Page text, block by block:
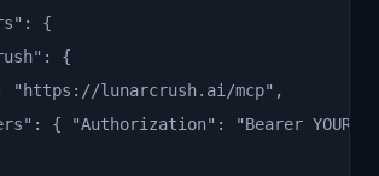
{
{
"https://lunarcrush.ai/mcp",
{ "Authorization": "Bearer